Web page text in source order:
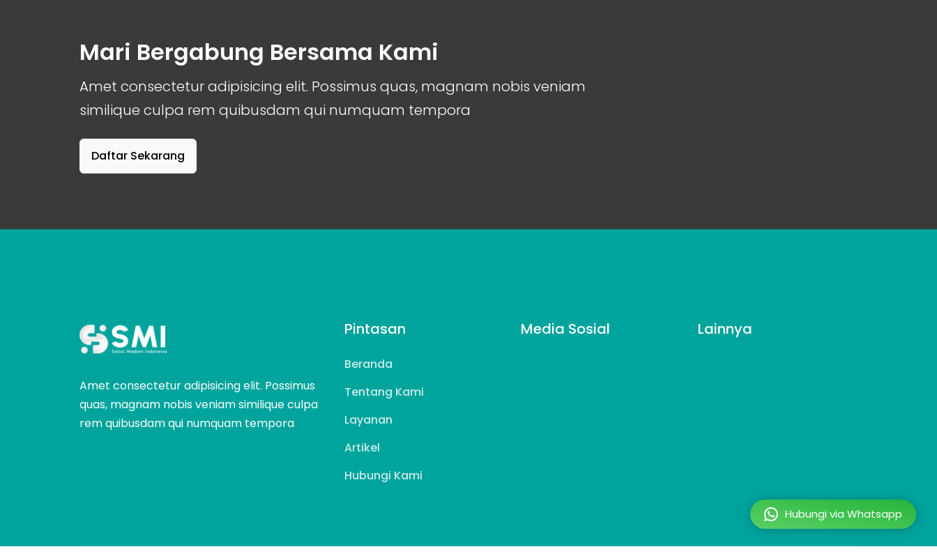
Mari Bergabung Bersama Kami
Amet consectetur adipisicing elit. Possimus quas, magnam nobis veniam
similique culpa rem quibusdam qui numquam tempora
Daftar Sekarang
Amet consectetur adipisicing elit. Possimus
quas, magnam nobis veniam similique culpa
rem quibusdam qui numquam tempora
Pintasan
Beranda
Tentang Kami
Layanan
Artikel
Hubungi Kami
Media Sosial Lainnya
Hubungi via Whatsapp